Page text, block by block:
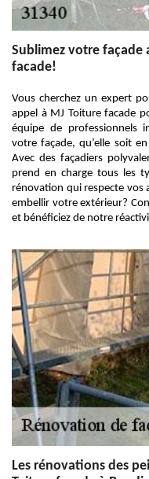
Sublimez votre façade
facade!
Vous cherchez un expert
appel à MJ Toiture facade
équipe de professionnels
votre façade, qu’elle soit
Avec des façadiers
prend en charge tous les
rénovation qui respecte vos
embellir votre extérieur?
et bénéficiez de notre
Les rénovations des